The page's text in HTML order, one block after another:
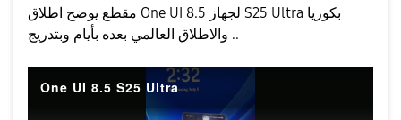
مقطع يوضح اطلاق One UI 8.5 لجهاز S25 Ultra بكوريا
والاطلاق العالمي بعده بأيام وبتدريج ..
One UI 8.5 S25 Ultra